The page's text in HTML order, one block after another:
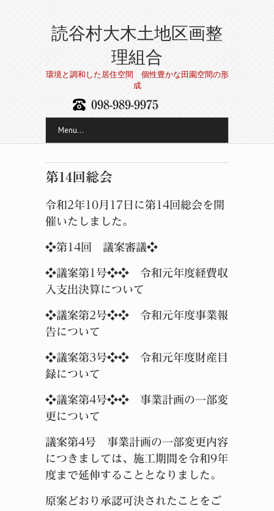
読谷村大木土地区画整
理組合
環境と調和した居住空間 個性豊かな田園空間の形
成
098-989-9975
Menu...
第14回総会
令和2年10月17日に第14回総会を開
催いたしました。
❖第14回 議案審議❖
❖議案第1号❖❖ 令和元年度経費収
入支出決算について
❖議案第2号❖❖ 令和元年度事業報
告について
❖議案第3号❖❖ 令和元年度財産目
録について
❖議案第4号❖❖ 事業計画の一部変
更について
議案第4号 事業計画の一部変更内容
につきましては、施工期間を令和9年
度まで延伸することとなりました。
原案どおり承認可決されたことをご